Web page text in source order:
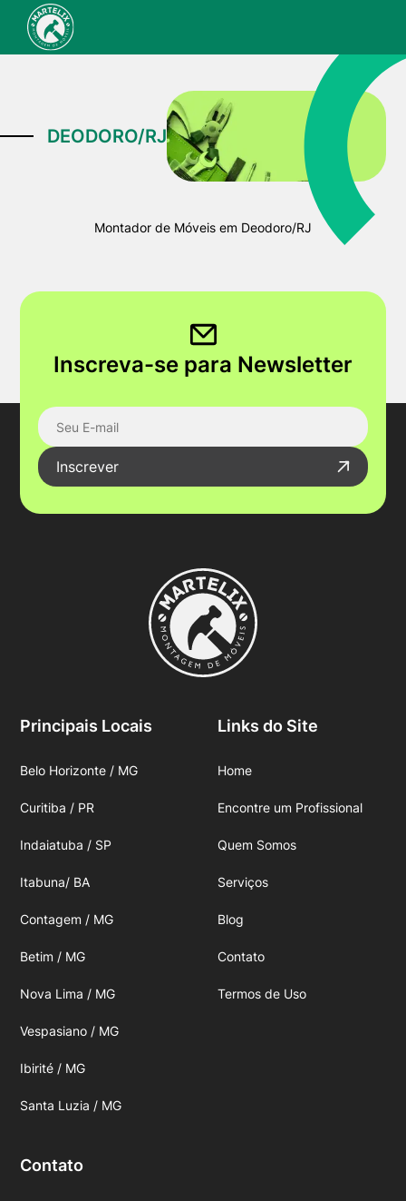
DEODORO/RJ
Montador de Móveis em Deodoro/RJ
Inscreva-se para Newsletter
Inscrever
Principais Locais
Belo Horizonte / MG
Curitiba / PR
Indaiatuba / SP
Itabuna/ BA
Contagem / MG
Betim / MG
Nova Lima / MG
Vespasiano / MG
Ibirité / MG
Santa Luzia / MG
Links do Site
Home
Encontre um Profissional
Quem Somos
Serviços
Blog
Contato
Termos de Uso
Contato